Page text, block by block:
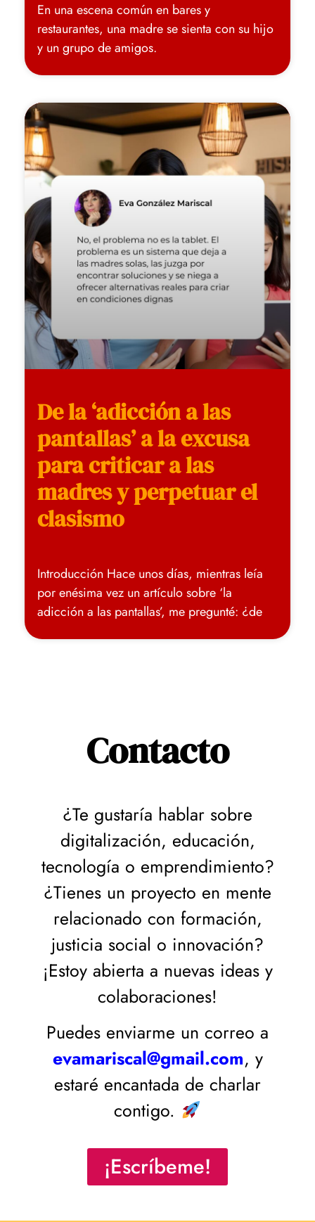
En una escena común en bares y
restaurantes, una madre se sienta con su hijo
y un grupo de amigos.
De la ‘adicción a las
pantallas’ a la excusa
para criticar a las
madres y perpetuar el
clasismo
Introducción Hace unos días, mientras leía
por enésima vez un artículo sobre ‘la
adicción a las pantallas’, me pregunté: ¿de
Contacto
¿Te gustaría hablar sobre
digitalización, educación,
tecnología o emprendimiento?
¿Tienes un proyecto en mente
relacionado con formación,
justicia social o innovación?
¡Estoy abierta a nuevas ideas y
colaboraciones!
Puedes enviarme un correo a
evamariscal@gmail.com, y
estaré encantada de charlar
contigo.
¡Escríbeme!